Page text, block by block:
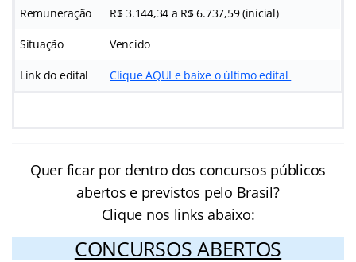
Remuneração R$ 3.144,34 a R$ 6.737,59 (inicial)
Situação Vencido
Link do edital Clique AQUI e baixe o último edital
Quer ficar por dentro dos concursos públicos
abertos e previstos pelo Brasil?
Clique nos links abaixo:
CONCURSOS ABERTOS